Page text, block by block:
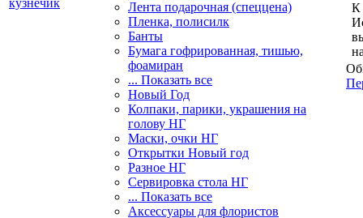
Лента подарочная (спеццена)
Пленка, полисилк
Банты
Бумага гофрированная, тишью,
фоамиран
... Показать все
Новый Год
Колпаки, парики, украшения на
голову НГ
Маски, очки НГ
Открытки Новый год
Разное НГ
Сервировка стола НГ
... Показать все
Аксессуары для флористов
К